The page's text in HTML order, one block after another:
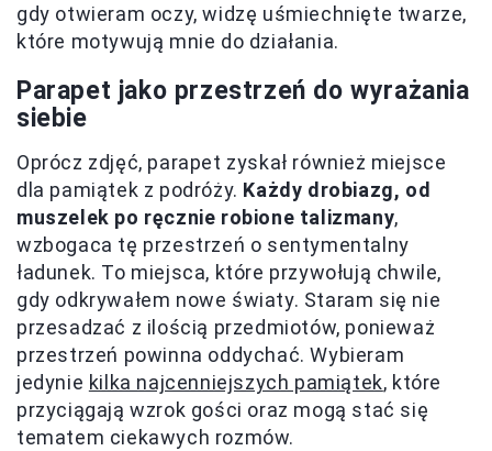
gdy otwieram oczy, widzę uśmiechnięte twarze,
które motywują mnie do działania.
Parapet jako przestrzeń do wyrażania
siebie
Oprócz zdjęć, parapet zyskał również miejsce
dla pamiątek z podróży. Każdy drobiazg, od
muszelek po ręcznie robione talizmany,
wzbogaca tę przestrzeń o sentymentalny
ładunek. To miejsca, które przywołują chwile,
gdy odkrywałem nowe światy. Staram się nie
przesadzać z ilością przedmiotów, ponieważ
przestrzeń powinna oddychać. Wybieram
jedynie kilka najcenniejszych pamiątek, które
przyciągają wzrok gości oraz mogą stać się
tematem ciekawych rozmów.